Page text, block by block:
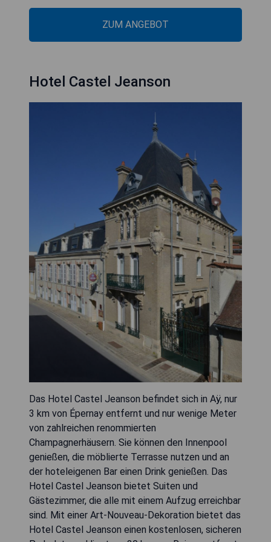
ZUM ANGEBOT
Hotel Castel Jeanson
Das Hotel Castel Jeanson befindet sich in Aÿ, nur
3 km von Épernay entfernt und nur wenige Meter
von zahlreichen renommierten
Champagnerhäusern. Sie können den Innenpool
genießen, die möblierte Terrasse nutzen und an
der hoteleigenen Bar einen Drink genießen. Das
Hotel Castel Jeanson bietet Suiten und
Gästezimmer, die alle mit einem Aufzug erreichbar
sind. Mit einer Art-Nouveau-Dekoration bietet das
Hotel Castel Jeanson einen kostenlosen, sicheren